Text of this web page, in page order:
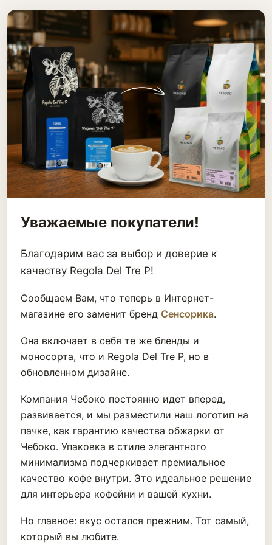
Уважаемые покупатели!
Благодарим вас за выбор и доверие к
качеству Regola Del Tre P!
Сообщаем Вам, что теперь в Интернет-
магазине его заменит бренд Сенсорика.
Она включает в себя те же бленды и
моносорта, что и Regola Del Tre P, но в
обновленном дизайне.
Компания Чебоко постоянно идет вперед,
развивается, и мы разместили наш логотип на
пачке, как гарантию качества обжарки от
Чебоко. Упаковка в стиле элегантного
минимализма подчеркивает премиальное
качество кофе внутри. Это идеальное решение
для интерьера кофейни и вашей кухни.
Но главное: вкус остался прежним. Тот самый,
который вы любите.